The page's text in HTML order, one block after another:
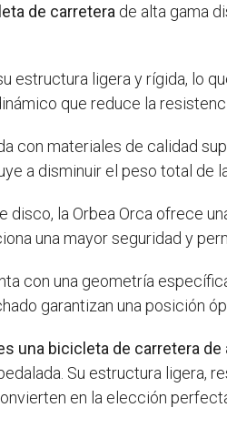
de carretera de alta gama
estructura ligera y rígida, lo
que reduce la
con materiales de calidad
a disminuir el peso total de
disco, la Orbea Orca ofrece
una mayor seguridad y
con una geometría
garantizan una posición
una bicicleta de carretera
Su estructura ligera,
en la elección